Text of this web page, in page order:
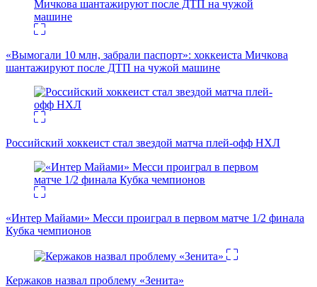
«Вымогали 10 млн, забрали паспорт»: хоккеиста Мичкова
шантажируют после ДТП на чужой машине
Российский хоккеист стал звездой матча плей-офф НХЛ
«Интер Майами» Месси проиграл в первом матче 1/2 финала
Кубка чемпионов
Кержаков назвал проблему «Зенита»